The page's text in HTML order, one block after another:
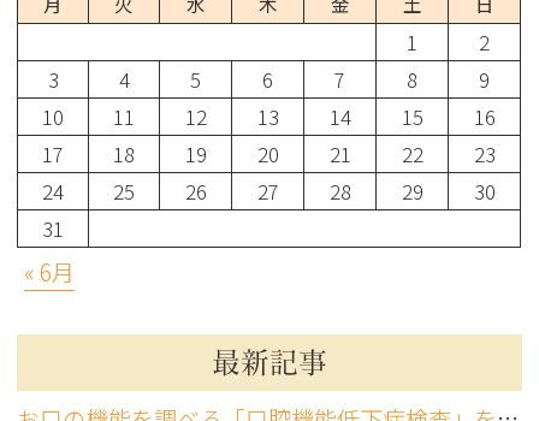
1
2
3
4 5 6 7 8
9
10
11 12 13 14 15
16
17
18 19 20 21 22
23
24
25 26 27 28 29
30
31
« 6月
最新記事